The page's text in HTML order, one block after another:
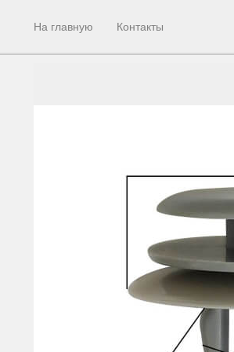
На главную Контакты